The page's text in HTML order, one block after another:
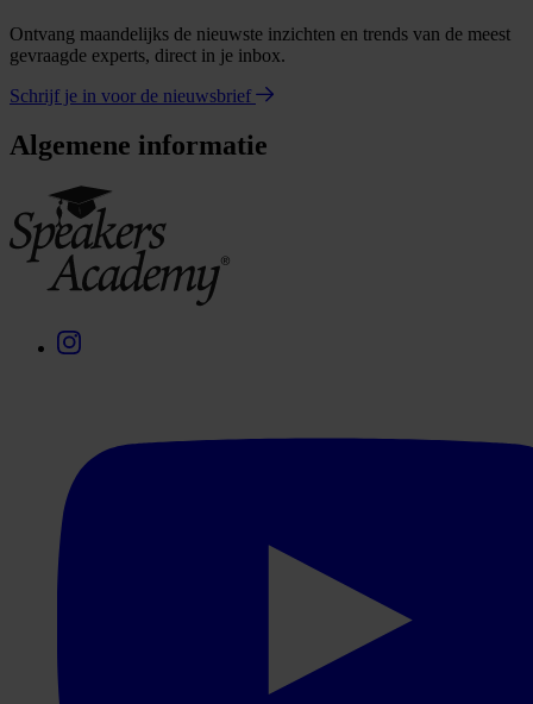
Ontvang maandelijks de nieuwste inzichten en trends van de meest
gevraagde experts, direct in je inbox.
Schrijf je in voor de nieuwsbrief
Algemene informatie